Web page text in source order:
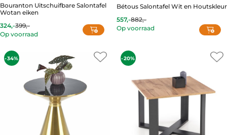
Bouranton Uitschuifbare Salontafel
Wotan eiken
324,-
Current
price
324,-.
399,-
Original
price
399,-.
Op voorraad
Bétous Salontafel Wit en Houtskleur
557,-
Current
price
882,-
Original
price
Op voorraad
-34% -20%